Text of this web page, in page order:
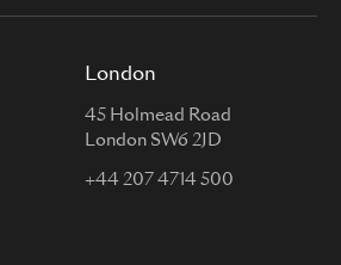
London
45 Holmead Road
London SW6 2JD
+44 207 4714 500